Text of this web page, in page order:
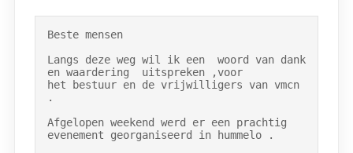
Beste mensen
Langs deze weg wil ik een  woord van dank
en waardering  uitspreken ,voor
het bestuur en de vrijwilligers van vmcn
.
Afgelopen weekend werd er een prachtig
evenement georganiseerd in hummelo .